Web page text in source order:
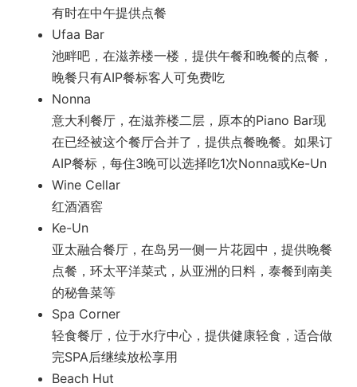
有时在中午提供点餐
Ufaa Bar
池畔吧，在滋养楼一楼，提供午餐和晚餐的点餐，
晚餐只有AIP餐标客人可免费吃
Nonna
意大利餐厅，在滋养楼二层，原本的Piano Bar现
在已经被这个餐厅合并了，提供点餐晚餐。如果订
AIP餐标，每住3晚可以选择吃1次Nonna或Ke-Un
Wine Cellar
红酒酒窖
Ke-Un
亚太融合餐厅，在岛另一侧一片花园中，提供晚餐
点餐，环太平洋菜式，从亚洲的日料，泰餐到南美
的秘鲁菜等
Spa Corner
轻食餐厅，位于水疗中心，提供健康轻食，适合做
完SPA后继续放松享用
Beach Hut